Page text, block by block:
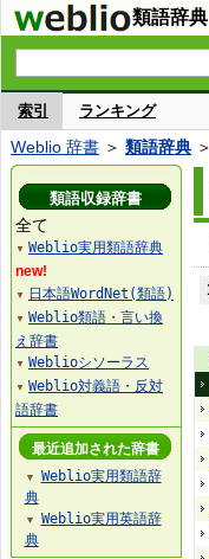
類語辞典
索引 ランキング
Weblio 辞書 ＞ 類語辞典
類語収録辞書
全て
▼ Weblio実用類語辞典
new!
▼ 日本語WordNet(類語)
▼ Weblio類語・言い換
え辞書
▼ Weblioシソーラス
▼ Weblio対義語・反対
語辞書
最近追加された辞書
▼
Weblio実用類語辞
典
▼
Weblio実用英語辞
典